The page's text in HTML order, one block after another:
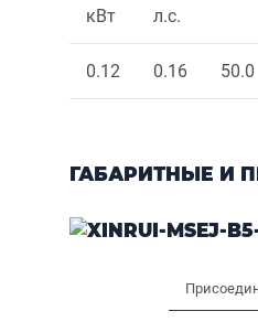
кВт л.с.
0.12 0.16 50.0
ГАБАРИТНЫЕ И